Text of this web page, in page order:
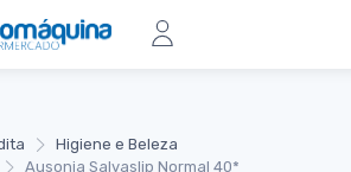
Higiene e Beleza
Ausonia Salvaslip Normal 40*